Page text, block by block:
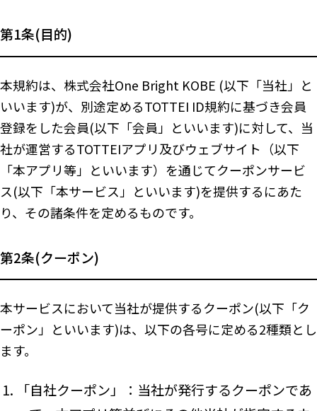
第1条(目的)
本規約は、株式会社One Bright KOBE (以下「当社」と
いいます)が、別途定めるTOTTEI ID規約に基づき会員
登録をした会員(以下「会員」といいます)に対して、当
社が運営するTOTTEIアプリ及びウェブサイト（以下
「本アプリ等」といいます）を通じてクーポンサービ
ス(以下「本サービス」といいます)を提供するにあた
り、その諸条件を定めるものです。
第2条(クーポン)
本サービスにおいて当社が提供するクーポン(以下「ク
ーポン」といいます)は、以下の各号に定める2種類とし
ます。
「自社クーポン」：当社が発行するクーポンであ